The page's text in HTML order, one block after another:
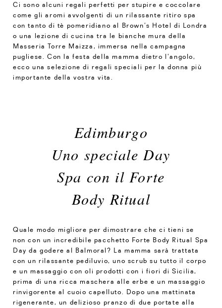
Ci sono alcuni regali perfetti per stupire e coccolare
come gli aromi avvolgenti di un rilassante ritiro spa
con tanto di tè pomeridiano al Brown’s Hotel di Londra
o una lezione di cucina tra le bianche mura della
Masseria Torre Maizza, immersa nella campagna
pugliese. Con la festa della mamma dietro l’angolo,
ecco una selezione di regali speciali per la donna più
importante della vostra vita.
Edimburgo
Uno speciale Day
Spa con il Forte
Body Ritual
Quale modo migliore per dimostrare che ci tieni se
non con un incredibile pacchetto Forte Body Ritual Spa
Day da godere al Balmoral? La mamma sarà trattata
con un rilassante pediluvio, uno scrub su tutto il corpo
e un massaggio con oli prodotti con i fiori di Sicilia,
prima di una ricca maschera alle erbe e un massaggio
rinvigorente al cuoio capelluto. Dopo una mattinata
rigenerante, un delizioso pranzo di due portate alla